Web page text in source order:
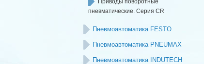
Приводы поворотные
пневматические. Серия CR
Пневмоавтоматика FESTO
Пневмоавтоматика PNEUMAX
Пневмоавтоматика INDUTECH